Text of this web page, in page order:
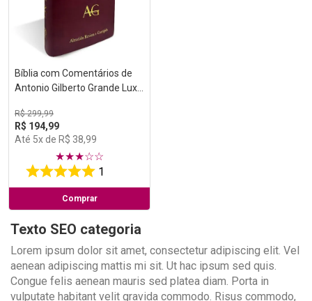
Bíblia com Comentários de
Antonio Gilberto Grande Luxo
R$ 299,99
R$ 194,99
Até 5x de R$ 38,99
★★★☆☆
1
Comprar
Texto SEO categoria
Lorem ipsum dolor sit amet, consectetur adipiscing elit. Vel
aenean adipiscing mattis mi sit. Ut hac ipsum sed quis.
Congue felis aenean mauris sed platea diam. Porta in
vulputate habitant velit gravida commodo. Risus commodo,